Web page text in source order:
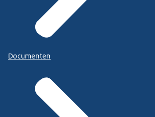
Documenten